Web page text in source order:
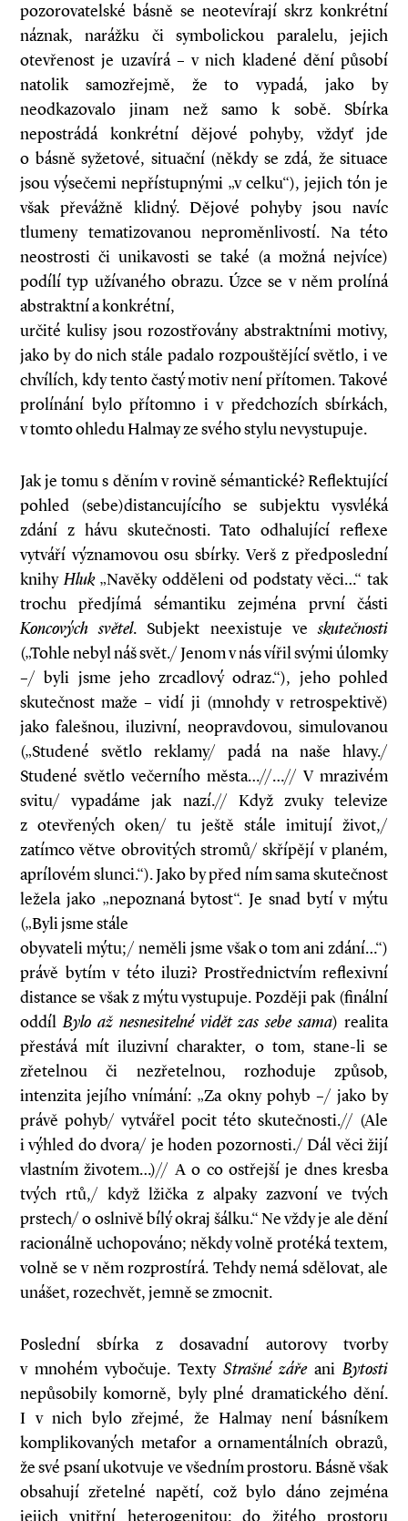
pozorovatelské básně se neotevírají skrz konkrétní
náznak, narážku či symbolickou paralelu, jejich
otevřenost je uzavírá – v nich kladené dění působí
natolik samozřejmě, že to vypadá, jako by
neodkazovalo jinam než samo k sobě. Sbírka
nepostrádá konkrétní dějové pohyby, vždyť jde
o básně syžetové, situační (někdy se zdá, že situace
jsou výsečemi nepřístupnými „v celku“), jejich tón je
však převážně klidný. Dějové pohyby jsou navíc
tlumeny tematizovanou neproměnlivostí. Na této
neostrosti či unikavosti se také (a možná nejvíce)
podílí typ užívaného obrazu. Úzce se v něm prolíná
abstraktní a konkrétní,
určité kulisy jsou rozostřovány abstraktními motivy,
jako by do nich stále padalo rozpouštějící světlo, i ve
chvílích, kdy tento častý motiv není přítomen. Takové
prolínání bylo přítomno i v předchozích sbírkách,
v tomto ohledu Halmay ze svého stylu nevystupuje.
Jak je tomu s děním v rovině sémantické? Reflektující
pohled (sebe)distancujícího se subjektu vysvléká
zdání z hávu skutečnosti. Tato odhalující reflexe
vytváří významovou osu sbírky. Verš z předposlední
knihyHluk„Navěky odděleni od podstaty věci…“ tak
trochu předjímá sémantiku zejména první části
Koncových světel. Subjekt neexistuje veskutečnosti
(„Tohle nebyl náš svět./ Jenom v nás vířil svými úlomky
–/ byli jsme jeho zrcadlový odraz.“), jeho pohled
skutečnost maže – vidí ji (mnohdy v retrospektivě)
jako falešnou, iluzivní, neopravdovou, simulovanou
(„Studené světlo reklamy/ padá na naše hlavy./
Studené světlo večerního města…//…// V mrazivém
svitu/ vypadáme jak nazí.// Když zvuky televize
z otevřených oken/ tu ještě stále imitují život,/
zatímco větve obrovitých stromů/ skřípějí v planém,
aprílovém slunci.“). Jako by před ním sama skutečnost
ležela jako „nepoznaná bytost“. Je snad bytí v mýtu
(„Byli jsme stále
obyvateli mýtu;/ neměli jsme však o tom ani zdání…“)
právě bytím v této iluzi? Prostřednictvím reflexivní
distance se však z mýtu vystupuje. Později pak (finální
oddílBylo až nesnesitelné vidět zas sebe sama) realita
přestává mít iluzivní charakter, o tom, stane-li se
zřetelnou či nezřetelnou, rozhoduje způsob,
intenzita jejího vnímání: „Za okny pohyb –/ jako by
právě pohyb/ vytvářel pocit této skutečnosti.// (Ale
i výhled do dvora/ je hoden pozornosti./ Dál věci žijí
vlastním životem…)// A o co ostřejší je dnes kresba
tvých rtů,/ když lžička z alpaky zazvoní ve tvých
prstech/ o oslnivě bílý okraj šálku.“ Ne vždy je ale dění
racionálně uchopováno; někdy volně protéká textem,
volně se v něm rozprostírá. Tehdy nemá sdělovat, ale
unášet, rozechvět, jemně se zmocnit.
Poslední sbírka z dosavadní autorovy tvorby
v mnohém vybočuje. Texty Strašné zářeaniBytosti
nepůsobily komorně, byly plné dramatického dění.
I v nich bylo zřejmé, že Halmay není básníkem
komplikovaných metafor a ornamentálních obrazů,
že své psaní ukotvuje ve všedním prostoru. Básně však
obsahují zřetelné napětí, což bylo dáno zejména
jejich vnitřní heterogenitou: do žitého prostoru